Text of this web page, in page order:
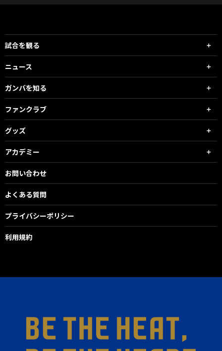
試合を観る
ニュース
ガンバを知る
ファンクラブ
グッズ
アカデミー
お問い合わせ
よくある質問
プライバシーポリシー
利用規約